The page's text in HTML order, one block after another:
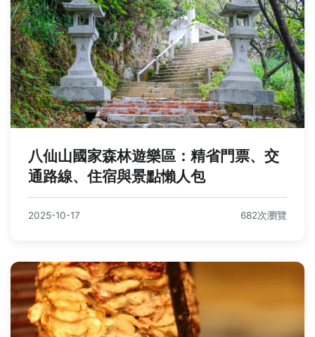
八仙山國家森林遊樂區：精省門票、交
通路線、住宿與景點懶人包
2025-10-17 682次瀏覽